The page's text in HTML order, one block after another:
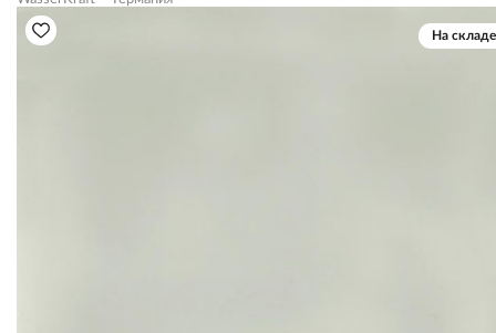
На складе